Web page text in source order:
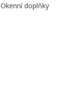
Okenní doplňky